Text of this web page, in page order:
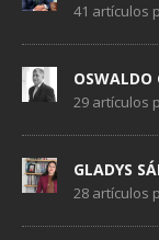
41 artículos
OSWALDO
29 artículos
GLADYS
28 artículos